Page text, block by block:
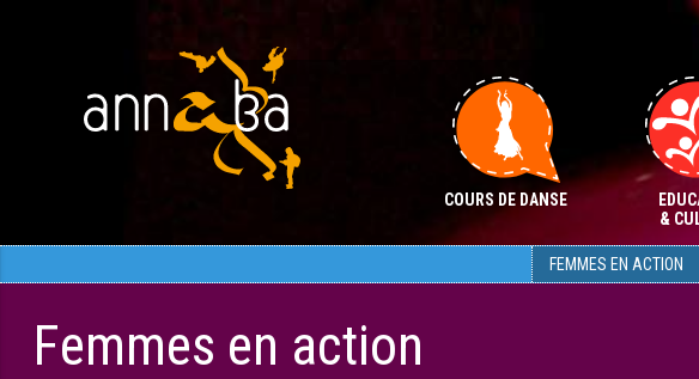
contenu
COURS DE DANSE
&
FEMMES EN ACTION
Femmes en action